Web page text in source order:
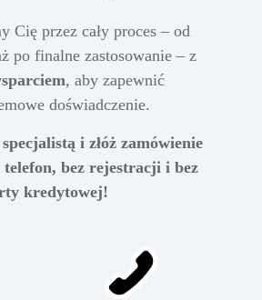
Cię przez cały proces – od
po finalne zastosowanie – z
, aby zapewnić
doświadczenie.
i złóż zamówienie
telefon, bez rejestracji i bez
kredytowej!